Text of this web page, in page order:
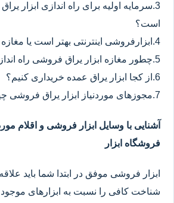
3.سرمایه اولیه برای راه اندازی ابزار
است؟
4.ابزارفروشی اینترنتی بهتر است یا مغازه ابزار یراق؟
5.چطور مغازه ابزار یراق فروشی راه اندازی کنیم؟
6.از کجا ابزار یراق عمده خریداری کنیم؟
7.مجوزهای موردنیاز ابزار یراق فروشی چیست؟
آشنایی با وسایل ابزار فروشی و اقلام
فروشگاه ابزار
ابزار فروشی موفق در ابتدا شما باید
شناخت کافی را نسبت به ابزارهای موجود